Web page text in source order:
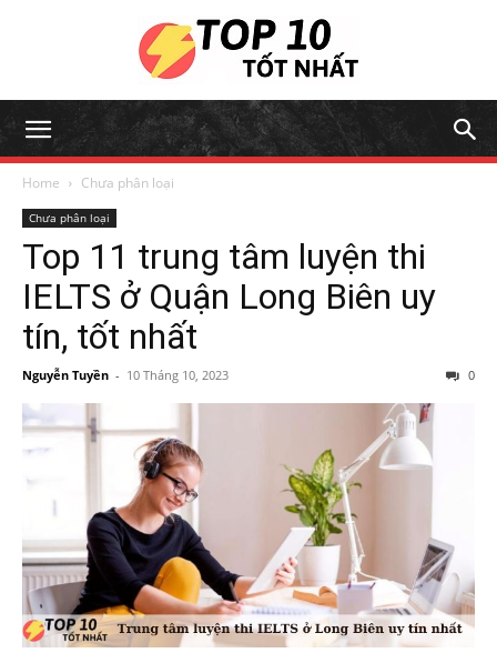
Home Chưa phân loại
Chưa phân loại
Top 11 trung tâm luyện thi
IELTS ở Quận Long Biên uy
tín, tốt nhất
Nguyễn Tuyền - 10 Tháng 10, 2023 0